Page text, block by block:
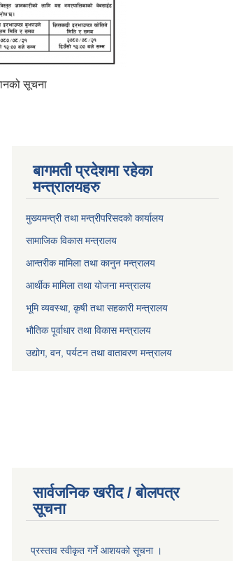
सूचना
बागमती प्रदेशमा रहेका
मन्त्रालयहरु
मुख्यमन्त्री तथा मन्त्रीपरिसदको कार्यालय
सामाजिक विकास मन्त्रालय
आन्तरीक मामिला तथा कानुन मन्त्रालय
आर्थीक मामिला तथा योजना मन्त्रालय
भूमि व्यवस्था, कृषी तथा सहकारी मन्त्रालय
भौतिक पूर्वाधार तथा विकास मन्त्रालय
उद्योग, वन, पर्यटन तथा वातावरण मन्त्रालय
सार्वजनिक खरीद / बोलपत्र
सूचना
प्रस्ताव स्वीकृत गर्ने आशयको सूचना ।